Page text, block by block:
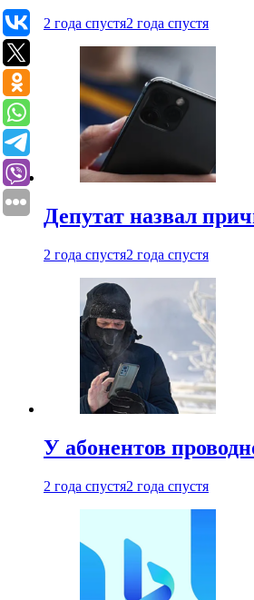
2 года спустя2 года спустя
Депутат назвал
2 года спустя2 года спустя
У абонентов
2 года спустя2 года спустя